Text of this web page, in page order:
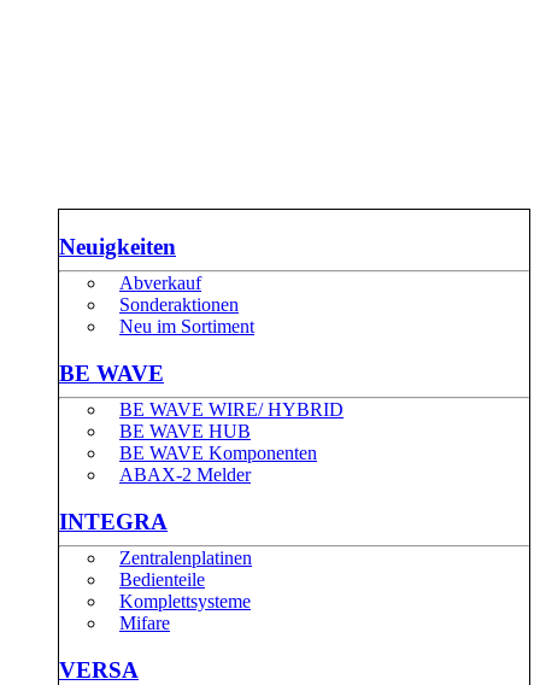
Neuigkeiten
Abverkauf
Sonderaktionen
Neu im Sortiment
BE WAVE
BE WAVE WIRE/ HYBRID
BE WAVE HUB
BE WAVE Komponenten
ABAX-2 Melder
INTEGRA
Zentralenplatinen
Bedienteile
Komplettsysteme
Mifare
VERSA